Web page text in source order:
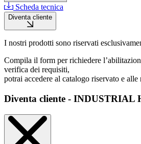
Scheda tecnica
Diventa cliente
I nostri prodotti sono riservati
Compila il form per richiedere
verifica dei requisiti,
potrai accedere al catalogo riservato e alle
Diventa cliente - INDUSTRIAL